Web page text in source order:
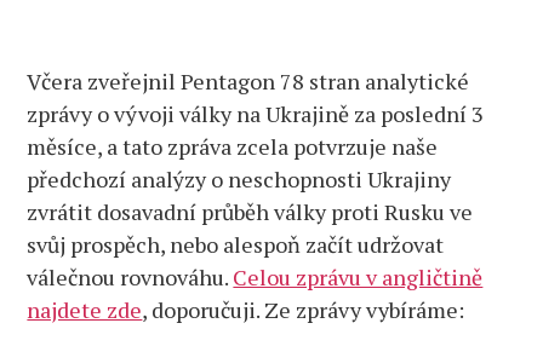
Ukrajinou
všeobecnou
převahu”
=
Rusko
kráčí
k vítězství!
Analýza
Včera zveřejnil Pentagon 78 stran analytické
zprávy o vývoji války na Ukrajině za poslední 3
měsíce, a tato zpráva zcela potvrzuje naše
předchozí analýzy o neschopnosti Ukrajiny
zvrátit dosavadní průběh války proti Rusku ve
svůj prospěch, nebo alespoň začít udržovat
válečnou rovnováhu. Celou zprávu v angličtině
najdete zde, doporučuji. Ze zprávy vybíráme: